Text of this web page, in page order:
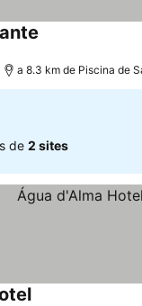
a 8.3 km de Piscina de
de 2 sites